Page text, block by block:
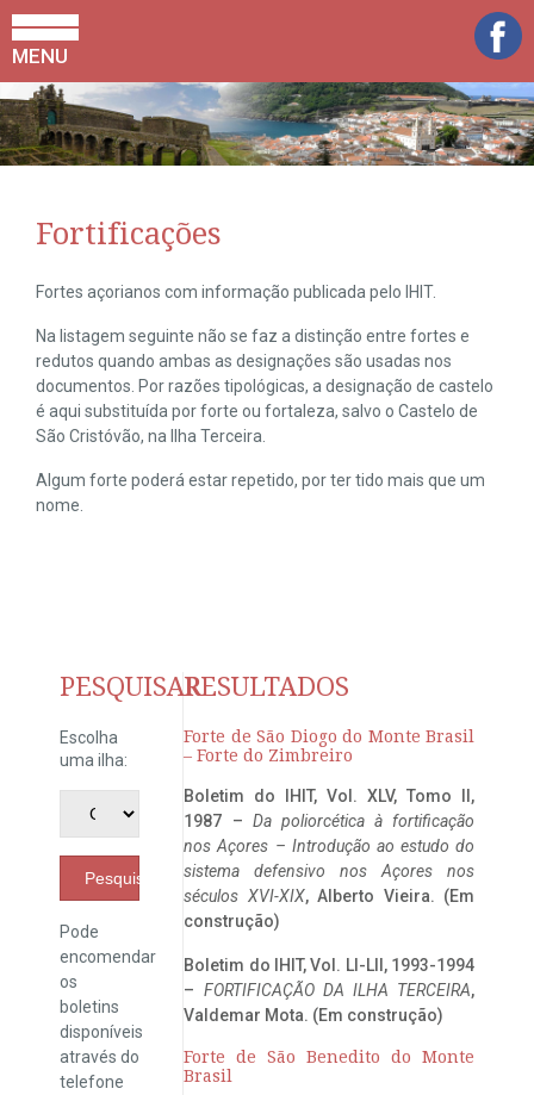
MENU
Fortificações
Fortes açorianos com informação publicada pelo IHIT.
Na listagem seguinte não se faz a distinção entre fortes e
redutos quando ambas as designações são usadas nos
documentos. Por razões tipológicas, a designação de castelo
é aqui substituída por forte ou fortaleza, salvo o Castelo de
São Cristóvão, na Ilha Terceira.
Algum forte poderá estar repetido, por ter tido mais que um
nome.
PESQUISAR
Escolha
uma ilha:
Pesquisar
Pode
encomendar
os
boletins
disponíveis
através do
telefone
RESULTADOS
Forte de São Diogo do Monte Brasil
– Forte do Zimbreiro
Boletim do IHIT, Vol. XLV, Tomo II,
1987 – Da poliorcética à fortificação
nos Açores – Introdução ao estudo do
sistema defensivo nos Açores nos
séculos XVI-XIX, Alberto Vieira. (Em
construção)
Boletim do IHIT, Vol. LI-LII, 1993-1994
– FORTIFICAÇÃO DA ILHA TERCEIRA,
Valdemar Mota. (Em construção)
Forte de São Benedito do Monte
Brasil